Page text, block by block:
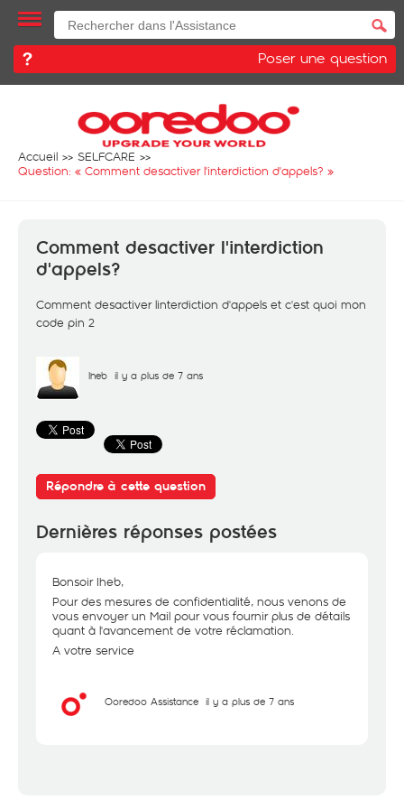
Poser une question
Accueil
SELFCARE
Question: « Comment desactiver l'interdiction d'appels? »
Comment desactiver l'interdiction
d'appels?
Comment desactiver linterdiction d'appels et c'est quoi mon
code pin 2
Iheb il y a plus de 7 ans
Répondre à cette question
Dernières réponses postées
Bonsoir Iheb,
Pour des mesures de confidentialité, nous venons de
vous envoyer un Mail pour vous fournir plus de détails
quant à l'avancement de votre réclamation.
A votre service
Ooredoo Assistance il y a plus de 7 ans